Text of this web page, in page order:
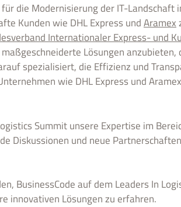
die Modernisierung der IT-Landschaft
Kunden wie DHL Express undAramex
Internationaler Express- und
Lösungen
spezialisiert, die Effizienz und
wie DHL Express und
Summit unsere Expertise im
Diskussionen und neue
BusinessCode auf dem Leaders In
innovativen Lösungen zu erfahren.